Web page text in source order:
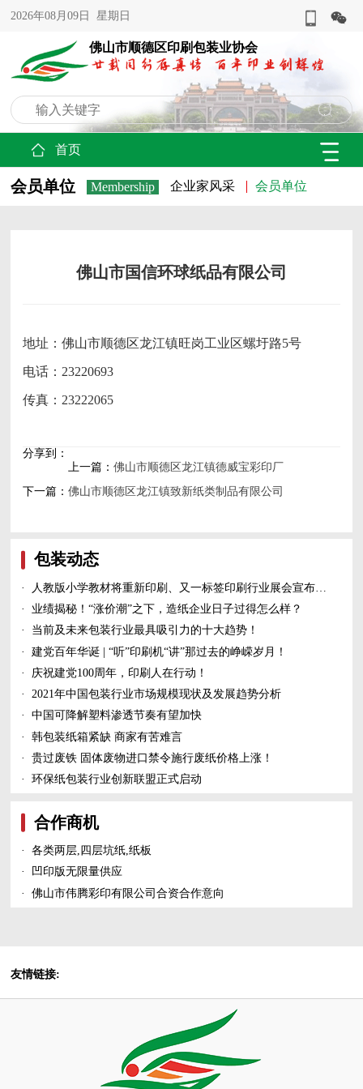
2026年08月09日 星期日
佛山市顺德区印刷包装业协会
首页
会员单位 Membership 企业家风采 会员单位
佛山市国信环球纸品有限公司
地址：佛山市顺德区龙江镇旺岗工业区螺圩路5号
电话：23220693
传真：23222065
分享到：
上一篇： 佛山市顺德区龙江镇德威宝彩印厂
下一篇： 佛山市顺德区龙江镇致新纸类制品有限公司
包装动态
·
人教版小学教材将重新印刷、又一标签印刷行业展会宣布延期、5家造纸及包装印刷富豪上榜新财富500富人榜......
·
业绩揭秘！“涨价潮”之下，造纸企业日子过得怎么样？
·
当前及未来包装行业最具吸引力的十大趋势！
·
建党百年华诞 | “听”印刷机“讲”那过去的峥嵘岁月！
·
庆祝建党100周年，印刷人在行动！
·
2021年中国包装行业市场规模现状及发展趋势分析
·
中国可降解塑料渗透节奏有望加快
·
韩包装纸箱紧缺 商家有苦难言
·
贵过废铁 固体废物进口禁令施行废纸价格上涨！
·
环保纸包装行业创新联盟正式启动
合作商机
·
各类两层,四层坑纸,纸板
·
凹印版无限量供应
·
佛山市伟腾彩印有限公司合资合作意向
友情链接: